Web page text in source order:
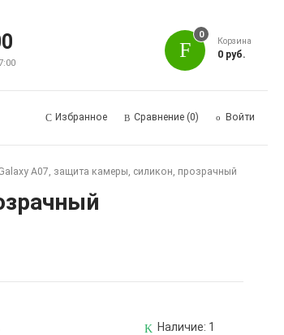
0
Корзина
0 руб.
Избранное Сравнение (0) Войти
A07, защита камеры, силикон, прозрачный
Наличие: 1